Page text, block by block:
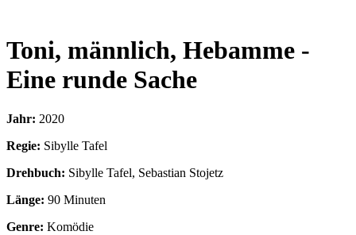
Toni, männlich, Hebamme -
Eine runde Sache
Jahr: 2020
Regie: Sibylle Tafel
Drehbuch: Sibylle Tafel, Sebastian Stojetz
Länge: 90 Minuten
Genre: Komödie